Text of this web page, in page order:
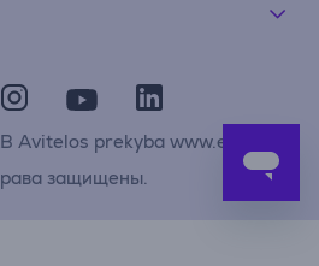
Avitelos prekyba www.elesen.lt
защищены.